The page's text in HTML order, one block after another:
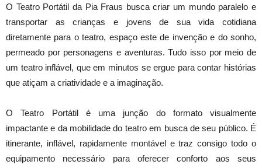
O Teatro Portátil da Pia Fraus busca criar um mundo paralelo e
transportar as crianças e jovens de sua vida cotidiana
diretamente para o teatro, espaço este de invenção e do sonho,
permeado por personagens e aventuras. Tudo isso por meio de
um teatro inflável, que em minutos se ergue para contar histórias
que atiçam a criatividade e a imaginação.
O Teatro Portátil é uma junção do formato visualmente
impactante e da mobilidade do teatro em busca de seu público. É
itinerante, inflável, rapidamente montável e traz consigo todo o
equipamento necessário para oferecer conforto aos seus